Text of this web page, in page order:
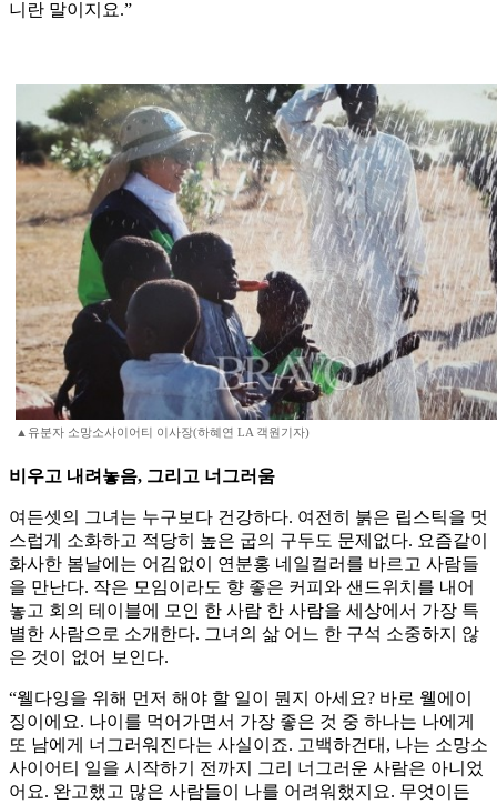
니란 말이지요.”
▲유분자 소망소사이어티 이사장(하혜연 LA 객원기자)
비우고 내려놓음, 그리고 너그러움
여든셋의 그녀는 누구보다 건강하다. 여전히 붉은 립스틱을 멋
스럽게 소화하고 적당히 높은 굽의 구두도 문제없다. 요즘같이
화사한 봄날에는 어김없이 연분홍 네일컬러를 바르고 사람들
을 만난다. 작은 모임이라도 향 좋은 커피와 샌드위치를 내어
놓고 회의 테이블에 모인 한 사람 한 사람을 세상에서 가장 특
별한 사람으로 소개한다. 그녀의 삶 어느 한 구석 소중하지 않
은 것이 없어 보인다.
“웰다잉을 위해 먼저 해야 할 일이 뭔지 아세요? 바로 웰에이
징이에요. 나이를 먹어가면서 가장 좋은 것 중 하나는 나에게
또 남에게 너그러워진다는 사실이죠. 고백하건대, 나는 소망소
사이어티 일을 시작하기 전까지 그리 너그러운 사람은 아니었
어요. 완고했고 많은 사람들이 나를 어려워했지요. 무엇이든